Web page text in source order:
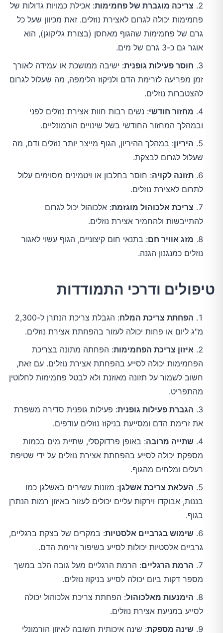
צריכה מוגברת של פחמימות: אכילת כמויות גדולות של
פחמימות יכולה לגרום לאצירת נוזלים. זאת מכיוון שעל כל
גרם של פחמימות שהגוף מאחסן (בצורת גליקוגן), הוא
אוגר גם כ-3 גרם של מים.
חוסר פעילות גופנית: ישיבה ממושכת או עמידה לאורך
זמן מפריעה לזרימת הדם ולניקוז הלימפה, מה שעלול לגרום
להצטברות נוזלים.
מחזור חודשי: נשים רבות חוות אצירת נוזלים לפני
ובמהלך המחזור החודשי בשל שינויים הורמונליים.
היריון: במהלך ההיריון, הגוף מייצר יותר נוזלים ודם, מה
שעלול לגרום לבצקת.
תזונה לקויה: חוסר בחלבון או ויטמינים מסוימים עלול
לתרום לאצירת נוזלים.
צריכת אלכוהול מוגזמת: אלכוהול יכול לגרום
להתייבשות ולהחמיר אצירת נוזלים.
מזג אוויר חם: בתנאי חום קיצוניים, הגוף עשוי לאגור
נוזלים כמנגנון הגנה.
טיפולים ודרכי התמודדות
הפחתת צריכת המלח
: הגבלת צריכת הנתרן ל-2,300
מ"ג ליום או פחות יכולה לעזור בהפחתת אצירת נוזלים.
איזון צריכת הפחמימות: הפחתה מתונה בצריכת
הפחמימות יכולה לסייע בהפחתת אצירת נוזלים. עם זאת,
חשוב לשמור על תזונה מאוזנת ולא לבטל פחמימות לחלוטין
מהתפריט.
הגברת פעילות גופנית: פעילות גופנית סדירה משפרת
את זרימת הדם ומסייעת בניקוז נוזלים עודפים.
שתייה מרובה: באופן פרדוקסלי, שתיית מים בכמות
מספקת יכולה לסייע בהפחתת אצירת נוזלים על ידי שטיפת
רעלים ומלחים מהגוף.
העלאת צריכת אשלגן: מזונות עשירים באשלגן כמו
בננות, אבוקדו וירקות עליים יכולים לעזור באיזון רמות הנתרן
בגוף.
שימוש בגרביים אלסטיות: במקרים של בצקת ברגליים,
גרביים אלסטיות יכולות לסייע בשיפור זרימת הדם.
הרמת הרגליים: הרמת הרגליים מעל גובה הלב במשך
מספר דקות ביום יכולה לסייע בניקוז נוזלים.
הימנעות מאלכוהול: הפחתת צריכת אלכוהול יכולה
לסייע במניעת אצירת נוזלים.
שינה מספקת: שינה איכותית חשובה לאיזון הורמונלי